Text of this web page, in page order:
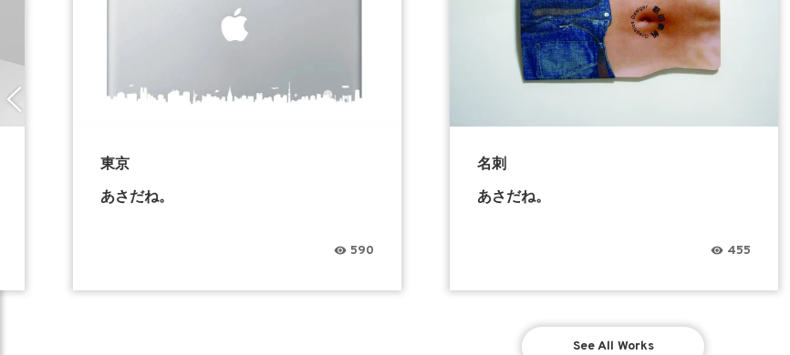
東京
あさだね。
590
名刺
あさだね。
455
See All Works